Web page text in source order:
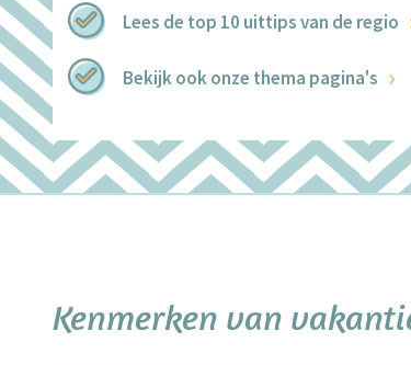
Lees de top 10 uittips van de regio
Bekijk ook onze thema pagina's
Kenmerken van